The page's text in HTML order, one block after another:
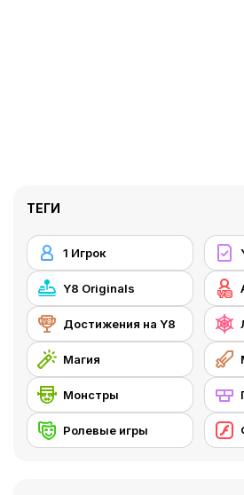
ТЕГИ
1 Игрок
Y8 Originals
Достижения на Y8
Магия
Монстры
Ролевые игры